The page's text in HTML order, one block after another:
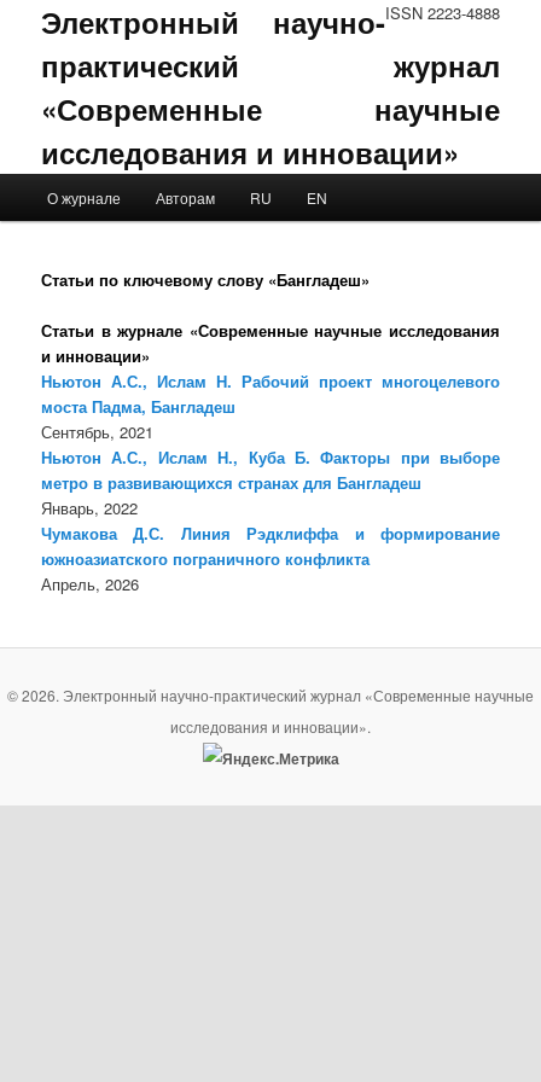
ISSN 2223-4888
Электронный научно-
практический журнал
«Современные научные
исследования и инновации»
Skip to primary content
Skip to secondary content
О журнале Авторам RU EN
Статьи по ключевому слову «Бангладеш»
Статьи в журнале «Современные научные исследования
и инновации»
Ньютон А.С., Ислам Н. Рабочий проект многоцелевого
моста Падма, Бангладеш
Сентябрь, 2021
Ньютон А.С., Ислам Н., Куба Б. Факторы при выборе
метро в развивающихся странах для Бангладеш
Январь, 2022
Чумакова Д.С. Линия Рэдклиффа и формирование
южноазиатского пограничного конфликта
Апрель, 2026
© 2026. Электронный научно-практический журнал «Современные научные
исследования и инновации».